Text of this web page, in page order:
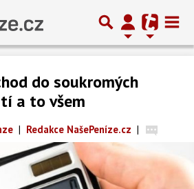
do soukromých
a to všem
| Redakce NašePeníze.cz |